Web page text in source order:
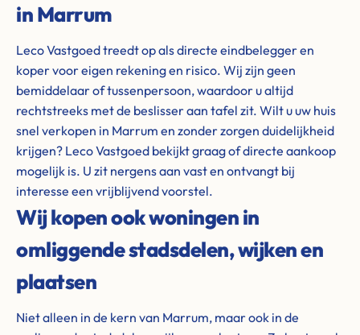
in Marrum
Leco Vastgoed treedt op als directe eindbelegger en
koper voor eigen rekening en risico. Wij zijn geen
bemiddelaar of tussenpersoon, waardoor u altijd
rechtstreeks met de beslisser aan tafel zit. Wilt u uw huis
snel verkopen in Marrum en zonder zorgen duidelijkheid
krijgen? Leco Vastgoed bekijkt graag of directe aankoop
mogelijk is. U zit nergens aan vast en ontvangt bij
interesse een vrijblijvend voorstel.
Wij kopen ook woningen in
omliggende stadsdelen, wijken en
plaatsen
Niet alleen in de kern van Marrum, maar ook in de